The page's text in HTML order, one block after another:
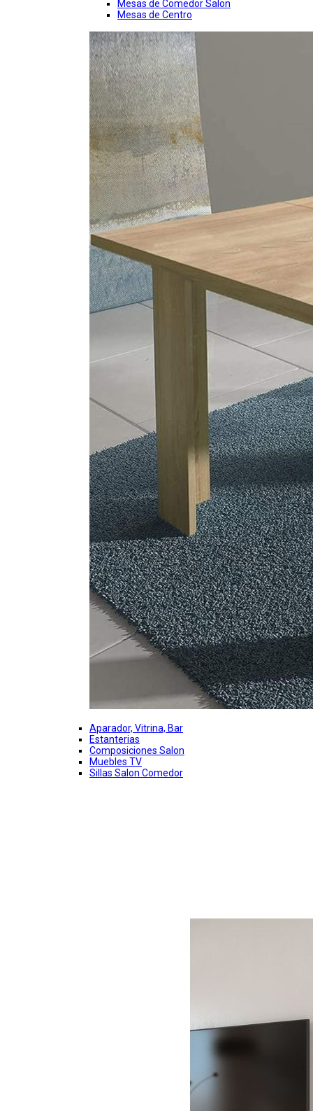
Mesas de Comedor Salon
Mesas de Centro
Aparador, Vitrina, Bar
Estanterias
Composiciones Salon
Muebles TV
Sillas Salon Comedor